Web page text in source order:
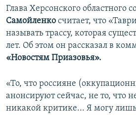
Глава Херсонского областного
Самойленко считает, что
называть трассу, которая
лет. Об этом он рассказал в
«Новостям Приазовья».
«То, что россияне
анонсируют сейчас, не то, что
никакой критике... Я могу